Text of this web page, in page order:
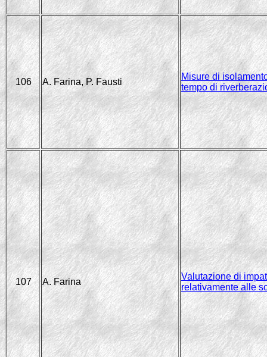
106 A. Farina, P. Fausti
Misure di
tempo di
107 A. Farina
Valutazione di
relativamente alle